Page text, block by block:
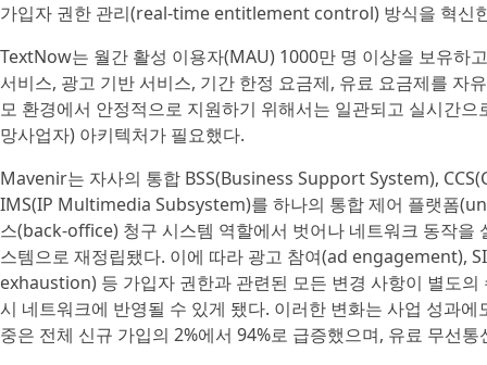
가입자 권한 관리(real-time entitlement control) 방식을 혁신
TextNow는 월간 활성 이용자(MAU) 1000만 명 이상을 보유
서비스, 광고 기반 서비스, 기간 한정 요금제, 유료 요금제를 자
모 환경에서 안정적으로 지원하기 위해서는 일관되고 실시간
망사업자) 아키텍처가 필요했다.
Mavenir는 자사의 통합 BSS(Business Support System),
IMS(IP Multimedia Subsystem)를 하나의 통합 제어 플랫폼
스(back-office) 청구 시스템 역할에서 벗어나 네트워크 동작
스템으로 재정립됐다. 이에 따라 광고 참여(ad engagement),
exhaustion) 등 가입자 권한과 관련된 모든 변경 사항이 별도
시 네트워크에 반영될 수 있게 됐다. 이러한 변화는 사업 성과
중은 전체 신규 가입의 2%에서 94%로 급증했으며, 유료 무선